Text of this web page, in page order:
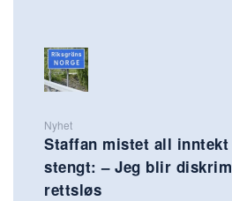
Nyhet
Staffan mistet all inntekt
stengt: – Jeg blir
rettsløs